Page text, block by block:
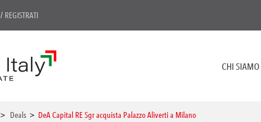
/ REGISTRATI
CHI SIAMO
> Deals > DeA Capital RE Sgr acquista Palazzo Aliverti a Milano